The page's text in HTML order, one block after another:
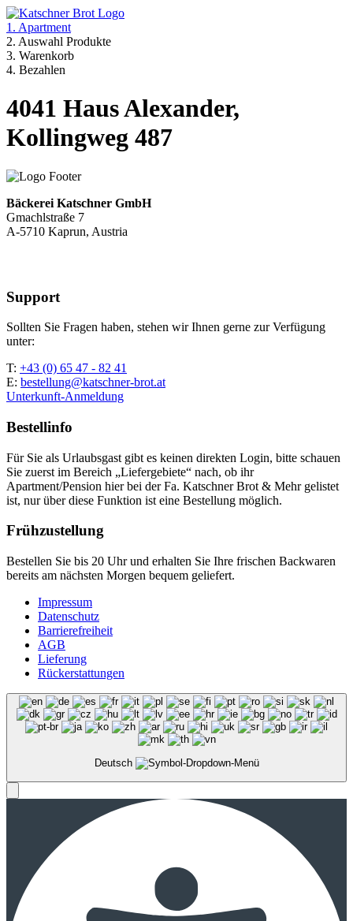
1. Apartment
2. Auswahl Produkte
3. Warenkorb
4. Bezahlen
4041 Haus Alexander,
Kollingweg 487
Bäckerei Katschner GmbH
Gmachlstraße 7
A-5710 Kaprun, Austria
Support
Sollten Sie Fragen haben, stehen wir Ihnen gerne zur Verfügung
unter:
T: +43 (0) 65 47 - 82 41
E: bestellung@katschner-brot.at
Unterkunft-Anmeldung
Bestellinfo
Für Sie als Urlaubsgast gibt es keinen direkten Login, bitte schauen
Sie zuerst im Bereich „Liefergebiete“ nach, ob ihr
Apartment/Pension hier bei der Fa. Katschner Brot & Mehr gelistet
ist, nur über diese Funktion ist eine Bestellung möglich.
Frühzustellung
Bestellen Sie bis 20 Uhr und erhalten Sie Ihre frischen Backwaren
bereits am nächsten Morgen bequem geliefert.
Impressum
Datenschutz
Barrierefreiheit
AGB
Lieferung
Rückerstattungen
Deutsch